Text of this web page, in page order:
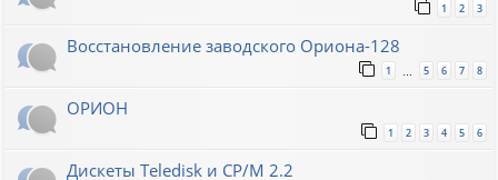
1 2 3
Восстановление заводского Ориона-128
1 … 5 6 7 8
ОРИОН
1 2 3 4 5 6
Дискеты Teledisk и CP/M 2.2